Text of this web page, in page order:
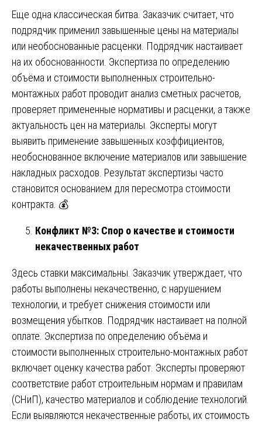
Еще одна классическая битва. Заказчик считает, что
подрядчик применил завышенные цены на материалы
или необоснованные расценки. Подрядчик настаивает
на их обоснованности. Экспертиза по определению
объёма и стоимости выполненных строительно-
монтажных работ проводит анализ сметных расчетов,
проверяет примененные нормативы и расценки, а также
актуальность цен на материалы. Эксперты могут
выявить применение завышенных коэффициентов,
необоснованное включение материалов или завышение
накладных расходов. Результат экспертизы часто
становится основанием для пересмотра стоимости
контракта. 💰
Конфликт №3: Спор о качестве и стоимости
некачественных работ
Здесь ставки максимальны. Заказчик утверждает, что
работы выполнены некачественно, с нарушением
технологии, и требует снижения стоимости или
возмещения убытков. Подрядчик настаивает на полной
оплате. Экспертиза по определению объёма и
стоимости выполненных строительно-монтажных работ
включает оценку качества работ. Эксперты проверяют
соответствие работ строительным нормам и правилам
(СНиП), качество материалов и соблюдение технологий.
Если выявляются некачественные работы, их стоимость